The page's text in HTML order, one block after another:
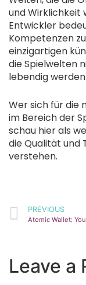
und Wirklichkeit
Entwickler
Kompetenzen
einzigartigen
die Spielwelten
lebendig werden
Wer sich für die
im Bereich der
schau hier als
die Qualität und
verstehen.
PREVIOUS
Leave a